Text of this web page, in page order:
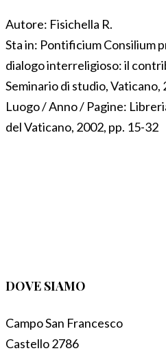
Autore: Fisichella R.
Sta in: Pontificium Consilium
dialogo interreligioso: il
Seminario di studio,
Luogo / Anno / Pagine:
del Vaticano, 2002, pp. 15-32
DOVE SIAMO
Campo San Francesco
Castello 2786